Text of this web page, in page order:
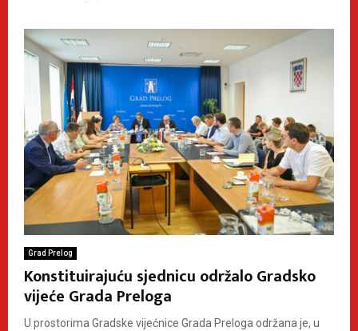
Grad Prelog
Konstituirajuću sjednicu održalo Gradsko
vijeće Grada Preloga
U prostorima Gradske vijećnice Grada Preloga održana je, u